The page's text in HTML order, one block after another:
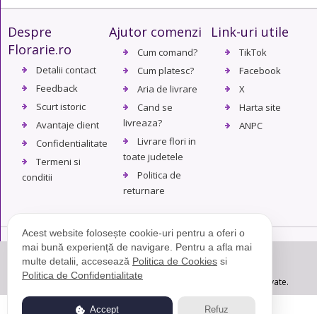
Despre
Florarie.ro
Detalii contact
Feedback
Scurt istoric
Avantaje client
Confidentialitate
Termeni si
conditii
Ajutor comenzi
Cum comand?
Cum platesc?
Aria de livrare
Cand se
livreaza?
Livrare flori in
toate judetele
Politica de
returnare
Link-uri utile
TikTok
Facebook
X
Harta site
ANPC
© Copyright 2004 - 2026. Florarie.ro - Toate drepturile rezervate.
Acest website folosește cookie-uri pentru a oferi o
mai bună experiență de navigare. Pentru a afla mai
multe detalii, accesează Politica de Cookies si
Politica de Confidentialitate
Accept Refuz